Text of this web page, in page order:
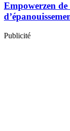
Empowerzen
Publicité